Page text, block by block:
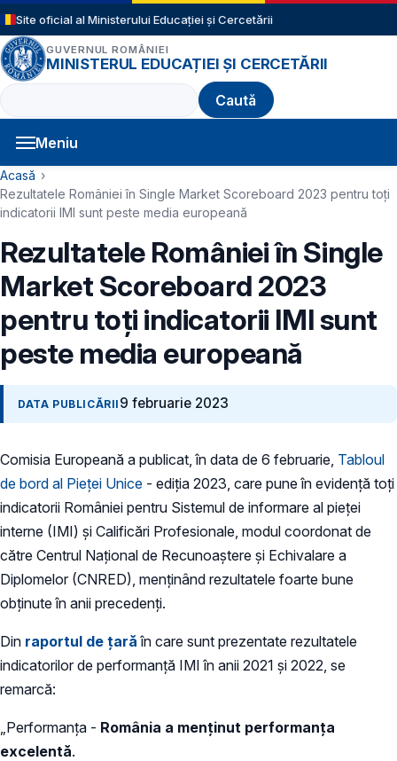
Sari la conținutul principal
Site oficial al Ministerului Educației și Cercetării
GUVERNUL ROMÂNIEI
MINISTERUL EDUCAȚIEI ȘI CERCETĂRII
Caută
Meniu
Navigație principală
Cale de navigare
Acasă
Rezultatele României în Single Market Scoreboard 2023 pentru toți
indicatorii IMI sunt peste media europeană
Rezultatele României în Single
Market Scoreboard 2023
pentru toți indicatorii IMI sunt
peste media europeană
DATA PUBLICĂRII 9 februarie 2023
Comisia Europeană a publicat, în data de 6 februarie, Tabloul
de bord al Pieței Unice - ediția 2023, care pune în evidență toți
indicatorii României pentru Sistemul de informare al pieței
interne (IMI) și Calificări Profesionale, modul coordonat de
către Centrul Național de Recunoaștere și Echivalare a
Diplomelor (CNRED), menținând rezultatele foarte bune
obținute în anii precedenți.
Din raportul de țară în care sunt prezentate rezultatele
indicatorilor de performanță IMI în anii 2021 și 2022, se
remarcă:
„Performanța - România a menținut performanța
excelentă.